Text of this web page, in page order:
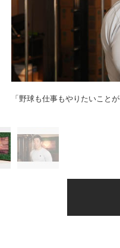
「野球も仕事もやりたいこと